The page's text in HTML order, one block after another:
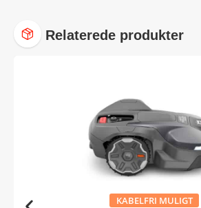
Relaterede produkter
KABELFRI MULIGT